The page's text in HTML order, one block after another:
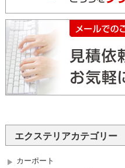
エクステリアカテゴリー
カーポート